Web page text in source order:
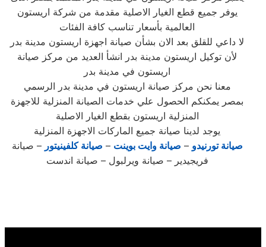
يوفر جميع قطع الغيار الاصلية مقدمة من شركة اريستون
العالمية بأسعار تناسب كافة الفئات
لا داعي للقلق بعد الان بشأن صيانة اجهزة اريستون مدينة بدر
لأن توكيل اريستون مدينة بدر انشأ العديد من مركز صيانة
اريستون في مدينة بدر
معنا نحن مركز صيانة اريستون في مدينة بدر الرسمي
بمصر يمكنكم الحصول علي خدمات الصيانة المنزلية للاجهزة
المنزلية اريستون بقطع الغيار الاصلية
يوجد لدينا صيانة جميع الماركات الاجهزة المنزلية
صيانة تورنيدو – صيانة وايت بوينت – صيانة كلفينيتور – صيانة
فريجيدير – صيانة ويرلبول – صيانة اندست